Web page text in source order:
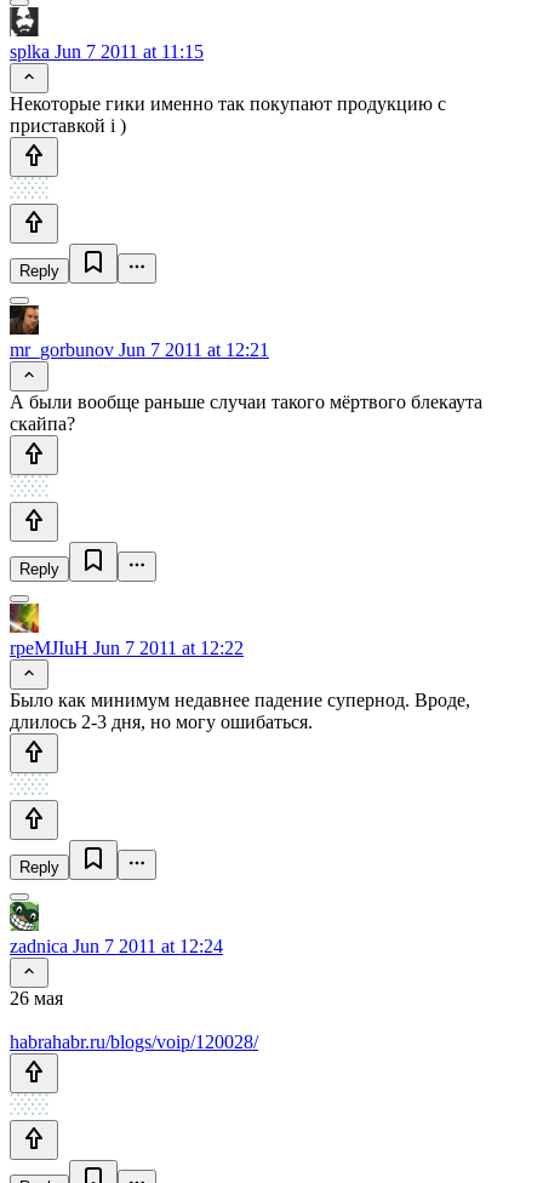
splka Jun 7 2011 at 11:15
Некоторые гики именно так покупают продукцию с
приставкой i )
Reply
mr_gorbunov Jun 7 2011 at 12:21
А были вообще раньше случаи такого мёртвого блекаута
скайпа?
Reply
rpeMJIuH Jun 7 2011 at 12:22
Было как минимум недавнее падение супернод. Вроде,
длилось 2-3 дня, но могу ошибаться.
Reply
zadnica Jun 7 2011 at 12:24
26 мая
habrahabr.ru/blogs/voip/120028/